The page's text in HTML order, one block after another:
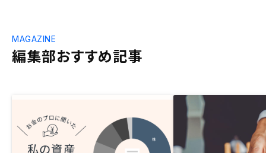
編集部おすすめ記事
MAGAZINE